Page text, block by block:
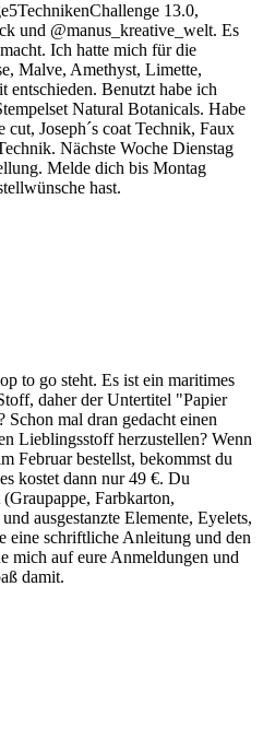
13.0,
und @manus_kreative_welt. Es
Ich hatte mich für die
Malve, Amethyst, Limette,
Benutzt habe ich
Natural Botanicals. Habe
Joseph´s coat Technik, Faux
Nächste Woche Dienstag
Melde dich bis Montag
hast.
to go steht. Es ist ein maritimes
daher der Untertitel "Papier
mal dran gedacht einen
Lieblingsstoff herzustellen? Wenn
Februar bestellst, bekommst du
kostet dann nur 49 €. Du
Farbkarton,
ausgestanzte Elemente, Eyelets,
eine schriftliche Anleitung und den
mich auf eure Anmeldungen und
damit.